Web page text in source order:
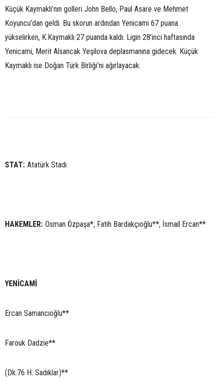
Küçük Kaymaklı’nın golleri John Bello, Paul Asare ve Mehmet
Koyuncu’dan geldi. Bu skorun ardından Yenicami 67 puana
yükselirken, K.Kaymaklı 27 puanda kaldı. Ligin 28’inci haftasında
Yenicami, Merit Alsancak Yeşilova deplasmanına gidecek. Küçük
Kaymaklı ise Doğan Türk Birliği’ni ağırlayacak.
STAT: Atatürk Stadı
HAKEMLER: Osman Özpaşa*, Fatih Bardakçıoğlu**, İsmail Ercan**
YENİCAMİ
Ercan Samancıoğlu**
Farouk Dadzie**
(Dk.76 H. Sadıklar)**